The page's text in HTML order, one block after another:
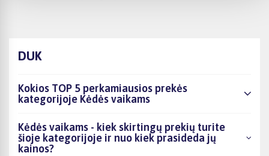
DUK
Kokios TOP 5 perkamiausios prekės
kategorijoje Kėdės vaikams
Kėdės vaikams - kiek skirtingų prekių turite
šioje kategorijoje ir nuo kiek prasideda jų
kainos?